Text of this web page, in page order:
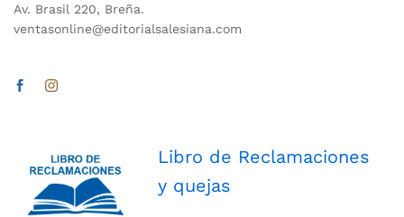
Av. Brasil 220, Breña.
ventasonline@editorialsalesiana.com
Libro de Reclamaciones
y quejas